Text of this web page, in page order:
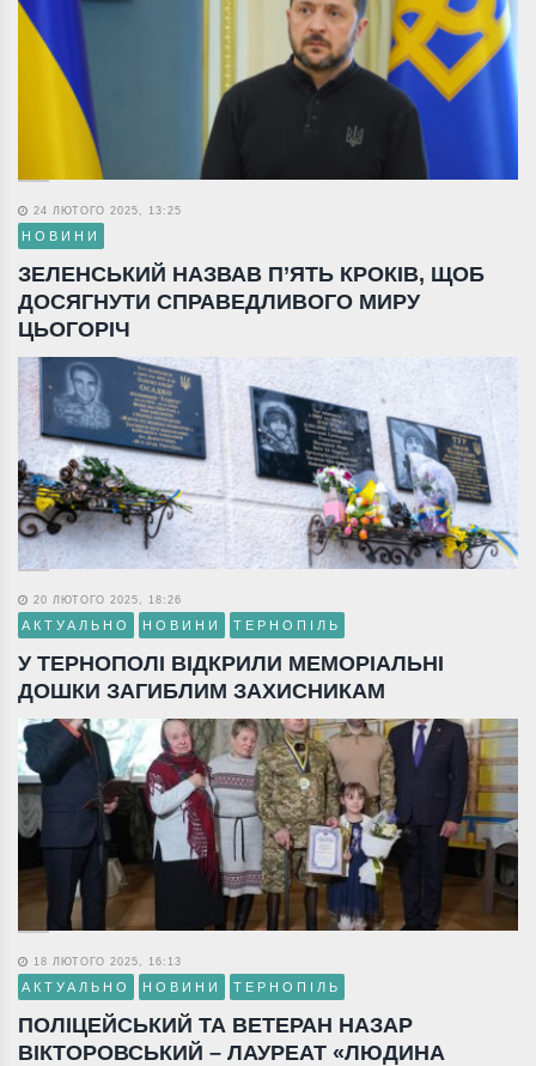
24 ЛЮТОГО 2025, 13:25
НОВИНИ
ЗЕЛЕНСЬКИЙ НАЗВАВ П’ЯТЬ КРОКІВ, ЩОБ
ДОСЯГНУТИ СПРАВЕДЛИВОГО МИРУ
ЦЬОГОРІЧ
20 ЛЮТОГО 2025, 18:26
АКТУАЛЬНО НОВИНИ ТЕРНОПІЛЬ
У ТЕРНОПОЛІ ВІДКРИЛИ МЕМОРІАЛЬНІ
ДОШКИ ЗАГИБЛИМ ЗАХИСНИКАМ
18 ЛЮТОГО 2025, 16:13
АКТУАЛЬНО НОВИНИ ТЕРНОПІЛЬ
ПОЛІЦЕЙСЬКИЙ ТА ВЕТЕРАН НАЗАР
ВІКТОРОВСЬКИЙ – ЛАУРЕАТ «ЛЮДИНА